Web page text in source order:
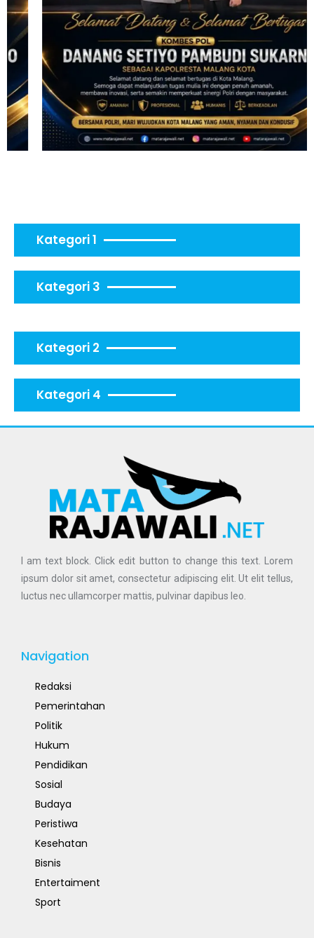
Kategori 1
Kategori 3
Kategori 2
Kategori 4
I am text block. Click edit button to change this text. Lorem
ipsum dolor sit amet, consectetur adipiscing elit. Ut elit tellus,
luctus nec ullamcorper mattis, pulvinar dapibus leo.
Navigation
Redaksi
Pemerintahan
Politik
Hukum
Pendidikan
Sosial
Budaya
Peristiwa
Kesehatan
Bisnis
Entertaiment
Sport